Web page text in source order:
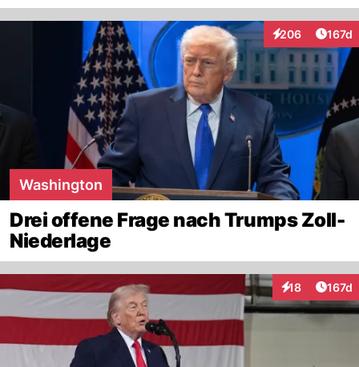
206
Interaktionen167d
Washington
Drei offene Frage nach Trumps Zoll-
Niederlage
18
Interaktionen
167d